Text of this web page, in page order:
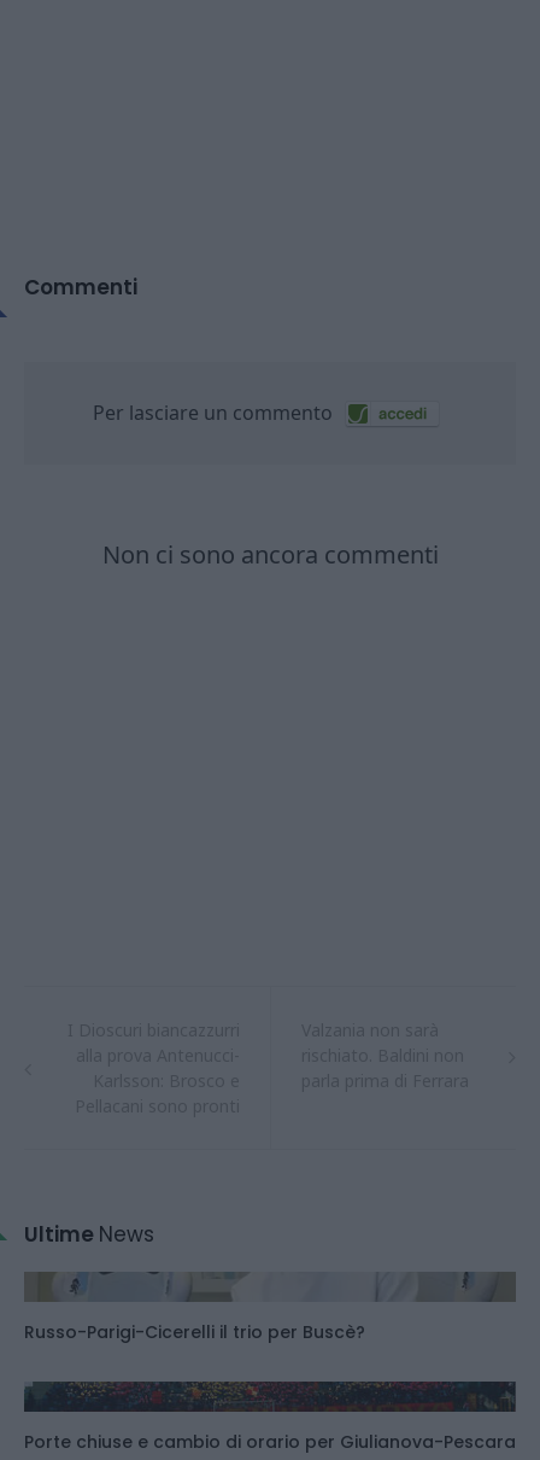
Commenti
Ultime News
Russo-Parigi-Cicerelli il trio per Buscè?
Porte chiuse e cambio di orario per Giulianova-Pescara